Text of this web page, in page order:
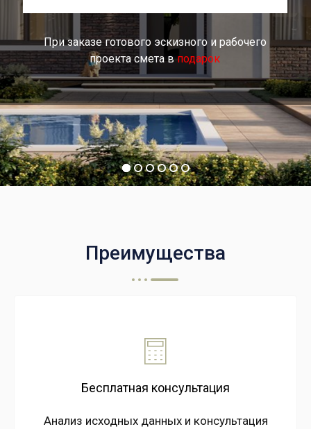
При заказе готового эскизного и рабочего
проекта смета вподарок
Преимущества
Бесплатная консультация
Анализ исходных данных и консультация